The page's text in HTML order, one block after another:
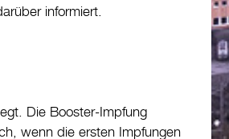
informiert.
Die Booster-Impfung
wenn die ersten Impfungen